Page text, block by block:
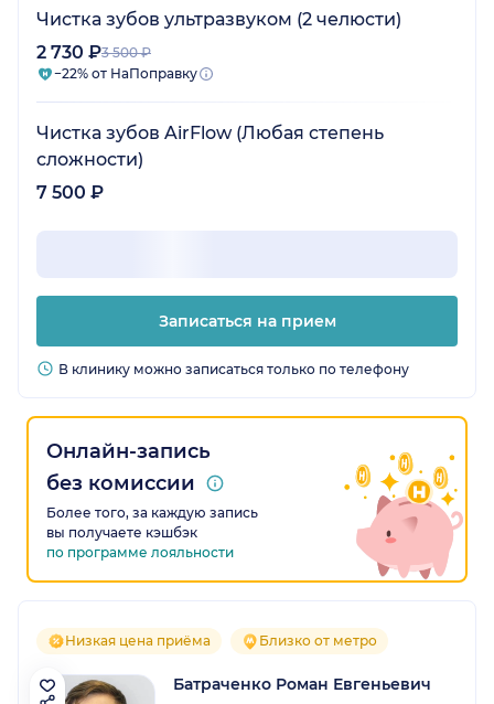
Чистка зубов ультразвуком (2 челюсти)
2 730 ₽3 500 ₽
−22% от НаПоправку
Чистка зубов AirFlow (Любая степень
сложности)
7 500 ₽
Записаться на прием
В клинику можно записаться только по телефону
Онлайн-запись
без комиссии
Более того, за каждую запись
вы получаете кэшбэк
по программе лояльности
Низкая цена приёма Близко от метро
Батраченко Роман Евгеньевич